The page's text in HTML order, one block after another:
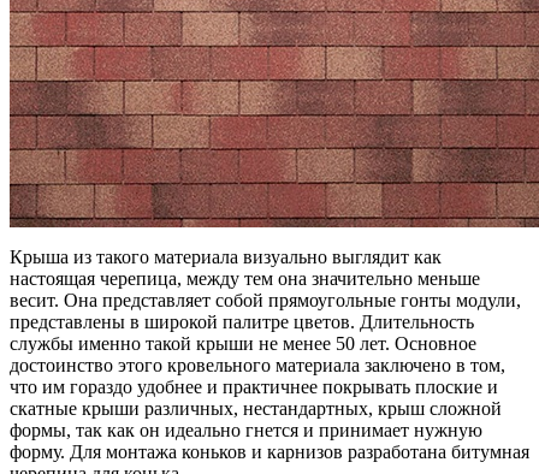
Крыша из такого материала визуально выглядит как
настоящая черепица, между тем она значительно меньше
весит. Она представляет собой прямоугольные гонты модули,
представлены в широкой палитре цветов. Длительность
службы именно такой крыши не менее 50 лет. Основное
достоинство этого кровельного материала заключено в том,
что им гораздо удобнее и практичнее покрывать плоские и
скатные крыши различных, нестандартных, крыш сложной
формы, так как он идеально гнется и принимает нужную
форму. Для монтажа коньков и карнизов разработана битумная